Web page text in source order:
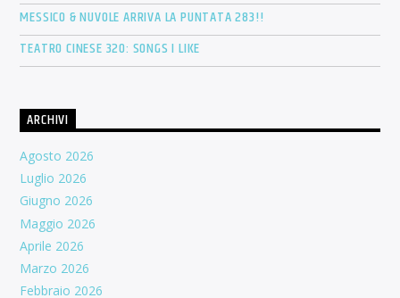
MESSICO & NUVOLE ARRIVA LA PUNTATA 283!!
TEATRO CINESE 320: SONGS I LIKE
ARCHIVI
Agosto 2026
Luglio 2026
Giugno 2026
Maggio 2026
Aprile 2026
Marzo 2026
Febbraio 2026